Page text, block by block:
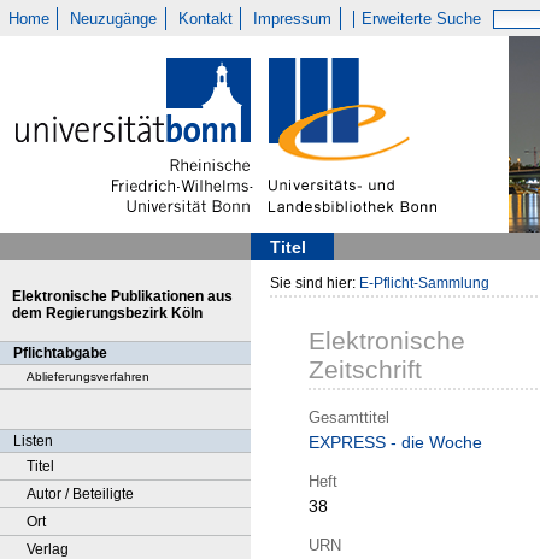
Home Neuzugänge Kontakt Impressum Erweiterte Suche
Titel
Elektronische Publikationen aus
dem Regierungsbezirk Köln
Pflichtabgabe
Ablieferungsverfahren
Listen
Titel
Autor / Beteiligte
Ort
Verlag
Sie sind hier: E-Pflicht-Sammlung
Elektronische
Zeitschrift
Gesamttitel
EXPRESS - die Woche
Heft
38
URN